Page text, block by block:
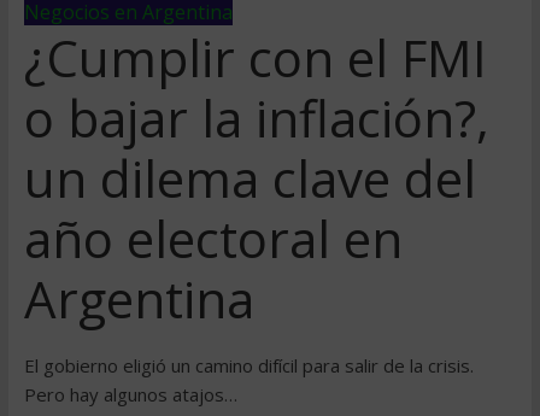
Negocios en Argentina
¿Cumplir con el FMI
o bajar la inflación?,
un dilema clave del
año electoral en
Argentina
El gobierno eligió un camino difícil para salir de la crisis.
Pero hay algunos atajos…